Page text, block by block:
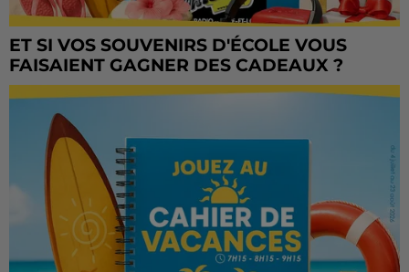
ET SI VOS SOUVENIRS D'ÉCOLE VOUS
FAISAIENT GAGNER DES CADEAUX ?